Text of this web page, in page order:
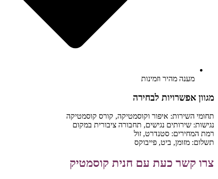
מענה מהיר וזמינות
מגוון אפשרויות לבחירה
תחומי השירות: איפור וקוסמטיקה, קורס קוסמטיקה
נגישות: שירותים נגישים, תחבורה ציבורית במקום
רמת המחירים: סטנדרט, זול
תשלום: מזומן, ביט, פייבוקס
צרו קשר כעת עם חנית קוסמטיק